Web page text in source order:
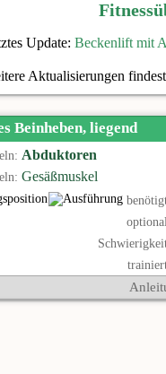
Update:Beckenlift mit
Aktualisierungen
Beinheben, liegend
Abduktoren
Gesäßmuskel